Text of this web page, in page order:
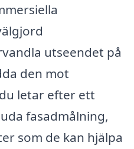
utseendet på
den mot
letar efter ett
fasadmålning,
som de kan hjälpa